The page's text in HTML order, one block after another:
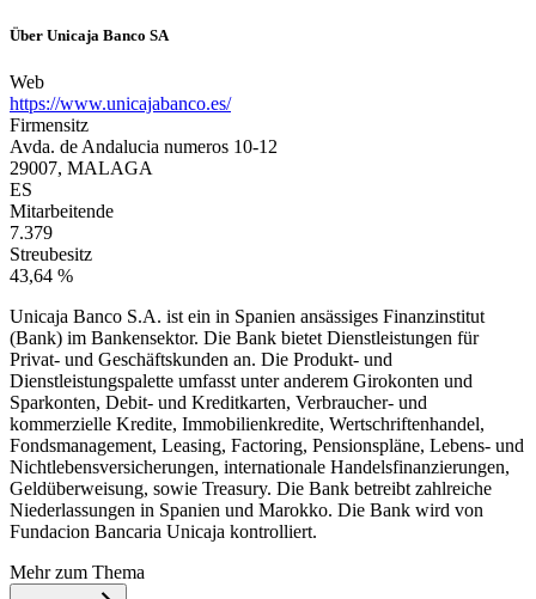
Über Unicaja Banco SA
Web
https://www.unicajabanco.es/
Firmensitz
Avda. de Andalucia numeros 10-12
29007, MALAGA
ES
Mitarbeitende
7.379
Streubesitz
43,64 %
Unicaja Banco S.A. ist ein in Spanien ansässiges Finanzinstitut
(Bank) im Bankensektor. Die Bank bietet Dienstleistungen für
Privat- und Geschäftskunden an. Die Produkt- und
Dienstleistungspalette umfasst unter anderem Girokonten und
Sparkonten, Debit- und Kreditkarten, Verbraucher- und
kommerzielle Kredite, Immobilienkredite, Wertschriftenhandel,
Fondsmanagement, Leasing, Factoring, Pensionspläne, Lebens- und
Nichtlebensversicherungen, internationale Handelsfinanzierungen,
Geldüberweisung, sowie Treasury. Die Bank betreibt zahlreiche
Niederlassungen in Spanien und Marokko. Die Bank wird von
Fundacion Bancaria Unicaja kontrolliert.
Mehr zum Thema